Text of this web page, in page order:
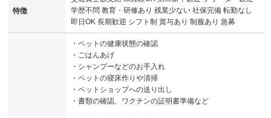
特徴
学歴不問 教育・研修あり 残業少ない 社保完備 転勤なし
即日OK 長期歓迎 シフト制 賞与あり 制服あり 急募
・ペットの健康状態の確認
・ごはんあげ
・シャンプーなどのお手入れ
・ペットの寝床作りや清掃
・ペットショップへの送り出し
・書類の確認、ワクチンの証明書準備など